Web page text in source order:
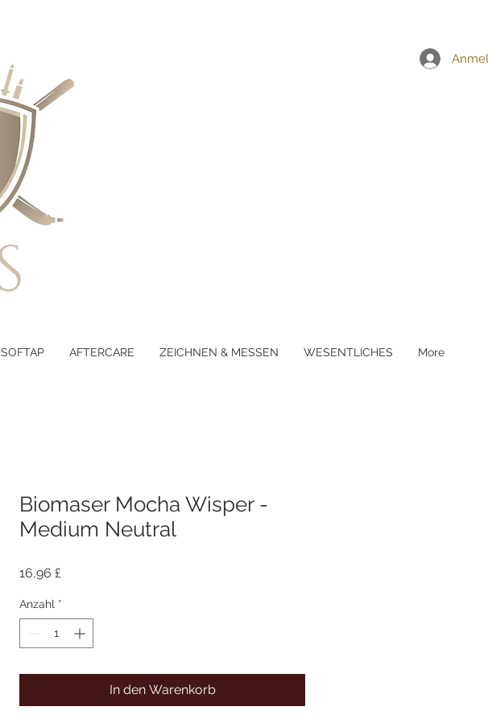
SOFTAP AFTERCARE ZEICHNEN & MESSEN WESENTLICHES More
Biomaser Mocha Wisper -
Medium Neutral
16,96 £
Anzahl *
In den Warenkorb